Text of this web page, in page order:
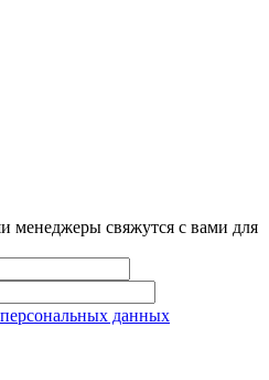
менеджеры свяжутся с вами для
данных